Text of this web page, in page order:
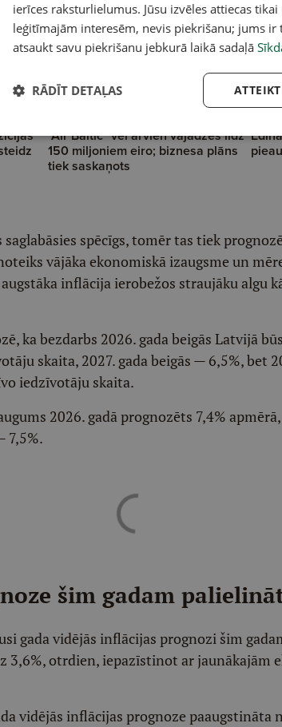
"Air Baltic" vēl arvien vajadzēs līdz
150 miljoniem eiro; biznesa plāns
tiek saskaņots
spēcīgs, tomēr tas tiek
vājāka ekonomiskā izaugsme un
inflācija ierobežos straujāku algu
ka bezdarbs 2026. gada beigās Latvijā
skaita, 2027. gada beigās — 6,5%, bet
iedzīvotāju skaita.
2026. gadā prognozēts 7,4%
7,5%.
šim gadam
gada vidējās inflācijas prognozi šim
3,6%, otrdien, iepazīstinot ar jaunākajām
vidējās inflācijas prognoze paaugstināta
ierīces raksturlielumus. Jūsu izvēles attiecas
leģitīmajām interesēm, nevis piekrišanu; jums ir
atsaukt savu piekrišanu jebkurā laikā sadaļā
RĀDĪT DETAĻAS